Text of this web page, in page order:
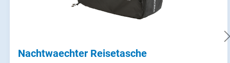
Nachtwaechter Reisetasche